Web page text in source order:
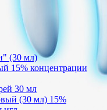
(30 мл)
15% концентрации
30 мл
(30 мл) 15%